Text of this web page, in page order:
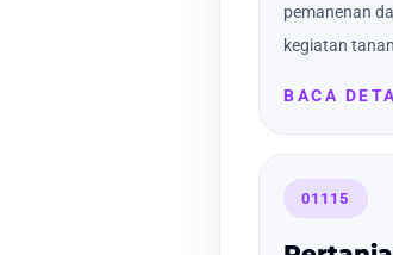
pemanenan
kegiatan
BACA
01115